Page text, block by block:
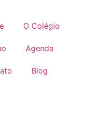
O Colégio
Agenda
Blog